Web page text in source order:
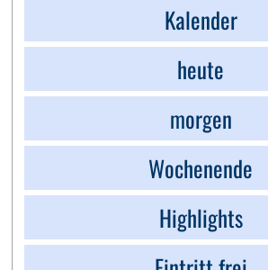
Kalender
heute
morgen
Wochenende
Highlights